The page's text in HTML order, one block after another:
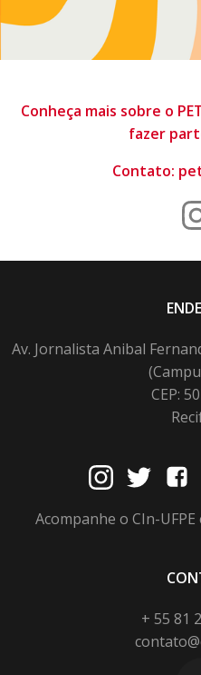
Conheça mais sobre o
fazer
Contato:
Av. Jornalista Anibal
CEP:
Acompanhe o CIn-
+ 55 81